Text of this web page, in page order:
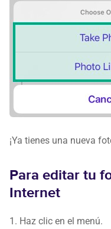
¡Ya tienes una nueva
Para editar tu
Internet
1. Haz clic en el menú.